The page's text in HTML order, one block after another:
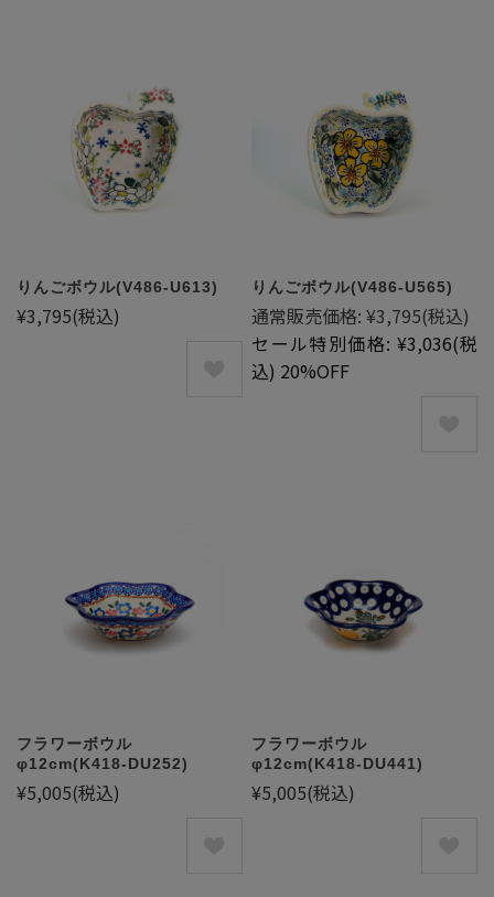
りんごボウル(V486-U613)
¥3,795(税込)
りんごボウル(V486-U565)
通常販売価格: ¥3,795(税込)
セール特別価格: ¥3,036(税
込) 20%OFF
フラワーボウル
φ12cm(K418-DU252)
¥5,005(税込)
フラワーボウル
φ12cm(K418-DU441)
¥5,005(税込)